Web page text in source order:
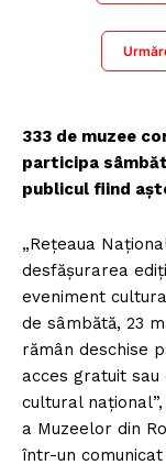
333 de muzee
participa
publicul fiind
„Rețeaua
desfășurarea
eveniment
de sâmbătă, 23
rămân deschise
acces gratuit
cultural
a Muzeelor din
într-un